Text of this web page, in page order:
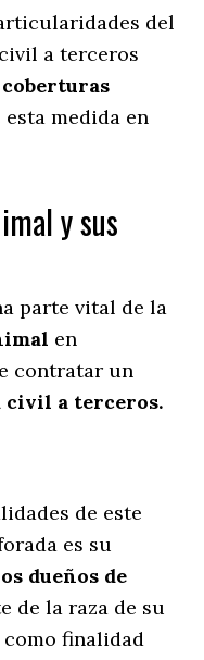
del
a terceros
medida en
y sus
parte vital de la
en
contratar un
civil a terceros.
de este
es su
dueños de
de la raza de su
finalidad